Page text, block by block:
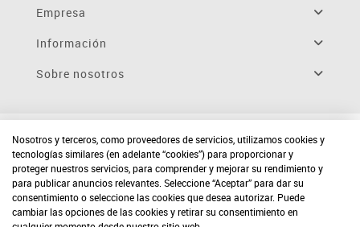
Empresa
Información
Sobre nosotros
Nosotros y terceros, como proveedores de servicios, utilizamos cookies y
tecnologías similares (en adelante “cookies”) para proporcionar y
proteger nuestros servicios, para comprender y mejorar su rendimiento y
para publicar anuncios relevantes. Seleccione “Aceptar” para dar su
consentimiento o seleccione las cookies que desea autorizar. Puede
cambiar las opciones de las cookies y retirar su consentimiento en